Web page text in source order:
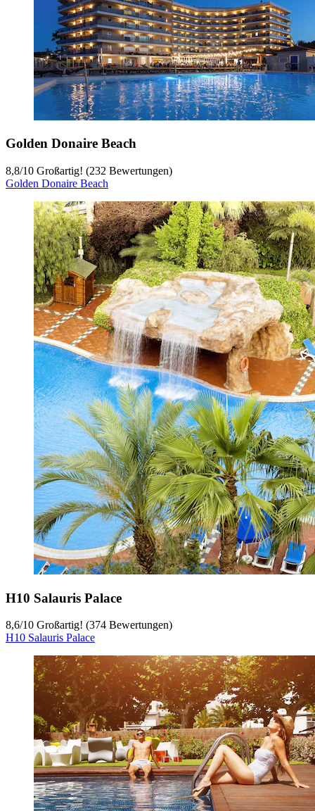
Golden Donaire Beach
8,8/10 Großartig! (232 Bewertungen)
Golden Donaire Beach
H10 Salauris Palace
8,6/10 Großartig! (374 Bewertungen)
H10 Salauris Palace